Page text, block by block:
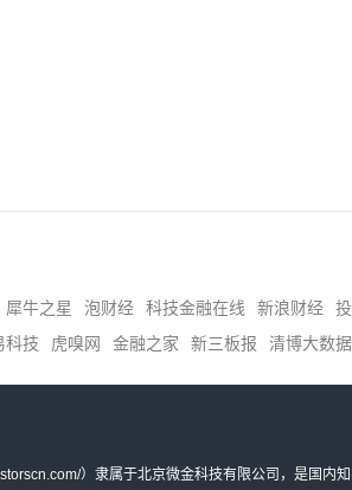
犀牛之星 泡财经 科技金融在线 新浪财经
科技 虎嗅网 金融之家 新三板报 清博大数据
）隶属于北京微金科技有限公司，是国内